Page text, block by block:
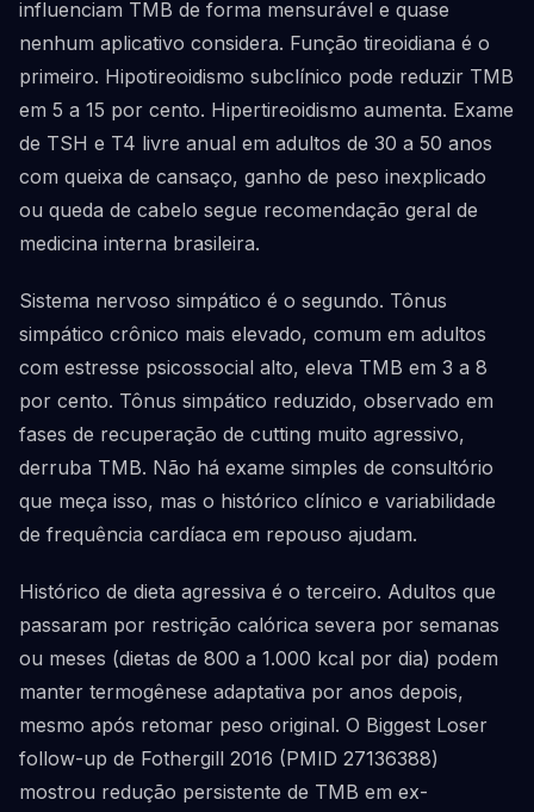
influenciam TMB de forma mensurável e quase
nenhum aplicativo considera. Função tireoidiana é o
primeiro. Hipotireoidismo subclínico pode reduzir TMB
em 5 a 15 por cento. Hipertireoidismo aumenta. Exame
de TSH e T4 livre anual em adultos de 30 a 50 anos
com queixa de cansaço, ganho de peso inexplicado
ou queda de cabelo segue recomendação geral de
medicina interna brasileira.
Sistema nervoso simpático é o segundo. Tônus
simpático crônico mais elevado, comum em adultos
com estresse psicossocial alto, eleva TMB em 3 a 8
por cento. Tônus simpático reduzido, observado em
fases de recuperação de cutting muito agressivo,
derruba TMB. Não há exame simples de consultório
que meça isso, mas o histórico clínico e variabilidade
de frequência cardíaca em repouso ajudam.
Histórico de dieta agressiva é o terceiro. Adultos que
passaram por restrição calórica severa por semanas
ou meses (dietas de 800 a 1.000 kcal por dia) podem
manter termogênese adaptativa por anos depois,
mesmo após retomar peso original. O Biggest Loser
follow-up de Fothergill 2016 (PMID 27136388)
mostrou redução persistente de TMB em ex-